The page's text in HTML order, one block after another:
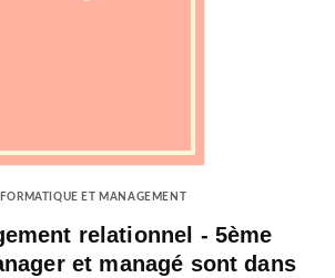
ET MANAGEMENT
relationnel - 5ème
et managé sont dans